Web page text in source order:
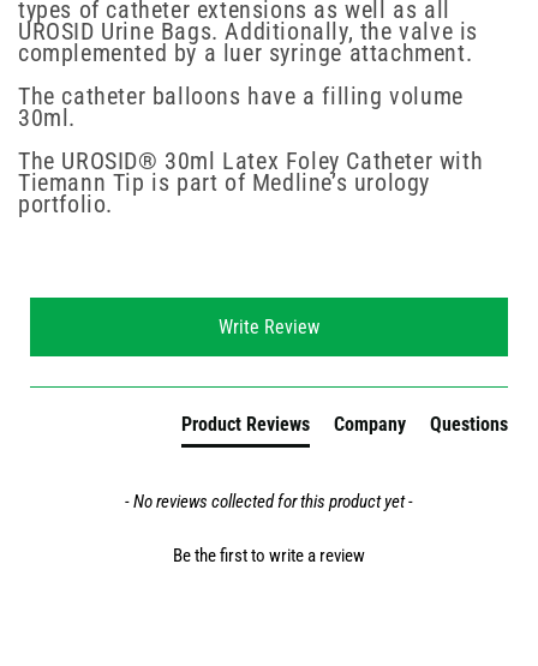
types of catheter extensions as well as all
UROSID Urine Bags. Additionally, the valve is
complemented by a luer syringe attachment.
The catheter balloons have a filling volume
30ml.
The UROSID® 30ml Latex Foley Catheter with
Tiemann Tip is part of Medline’s urology
portfolio.
Write Review
Product Reviews Company Questions
- No reviews collected for this product yet -
Be the first to write a review